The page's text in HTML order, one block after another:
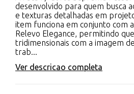
desenvolvido para quem busca
e texturas detalhadas em
item funciona em conjunto com
Relevo Elegance, permitindo
tridimensionais com a imagem
trab...
Ver descricao completa